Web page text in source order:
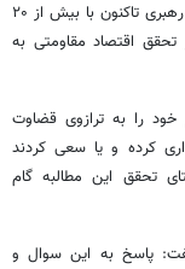
وی با بیان اینکه این مطالبه به عنوان نخستین مطالبه رهبری تاکنون با بیش از ۲۰
تحقق اقتصاد مقاومتی به
خود را به ترازوی قضاوت
کرده و یا سعی کردند
تحقق این مطالبه گام
پاسخ به این سوال و